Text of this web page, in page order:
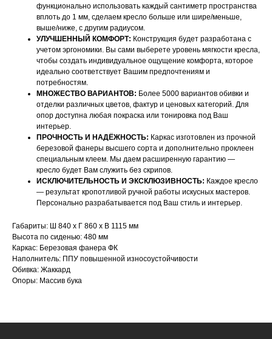
функционально использовать каждый сантиметр пространства
вплоть до 1 мм, сделаем кресло больше или шире/меньше,
выше/ниже, с другим радиусом.
УЛУЧШЕННЫЙ КОМФОРТ: Конструкция будет разработана с
учетом эргономики. Вы сами выберете уровень мягкости кресла,
чтобы создать индивидуальное ощущение комфорта, которое
идеально соответствует Вашим предпочтениям и
потребностям.
МНОЖЕСТВО ВАРИАНТОВ: Более 5000 вариантов обивки и
отделки различных цветов, фактур и ценовых категорий. Для
опор доступна любая покраска или тонировка под Ваш
интерьер.
ПРОЧНОСТЬ И НАДЁЖНОСТЬ: Каркас изготовлен из прочной
березовой фанеры высшего сорта и дополнительно проклеен
специальным клеем. Мы даем расширенную гарантию —
кресло будет Вам служить без скрипов.
ИСКЛЮЧИТЕЛЬНОСТЬ И ЭКСКЛЮЗИВНОСТЬ: Каждое кресло
— результат кропотливой ручной работы искусных мастеров.
Персонально разрабатывается под Ваш стиль и интерьер.
Габариты: Ш 840 х Г 860 х В 1115 мм
Высота по сиденью: 480 мм
Каркас: Березовая фанера ФК
Наполнитель: ППУ повышенной износоустойчивости
Обивка: Жаккард
Опоры: Массив бука
Воспользуйтесь формой обратной связи,
чтобы связаться с нами
НАШИ МЕНЕДЖЕРЫ ГОТОВЫ
ОТВЕТИТЬ НА ЛЮБЫЕ
ВОПРОСЫ